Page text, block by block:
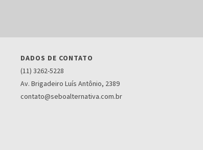
DADOS DE CONTATO
(11) 3262-5228
Av. Brigadeiro Luís Antônio, 2389
contato@seboalternativa.com.br